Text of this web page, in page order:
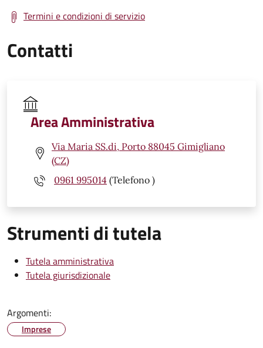
Termini e condizioni di servizio
Contatti
Area Amministrativa
Via Maria SS.di, Porto 88045 Gimigliano
(CZ)
0961 995014 (Telefono )
Strumenti di tutela
Tutela amministrativa
Tutela giurisdizionale
Argomenti:
Imprese